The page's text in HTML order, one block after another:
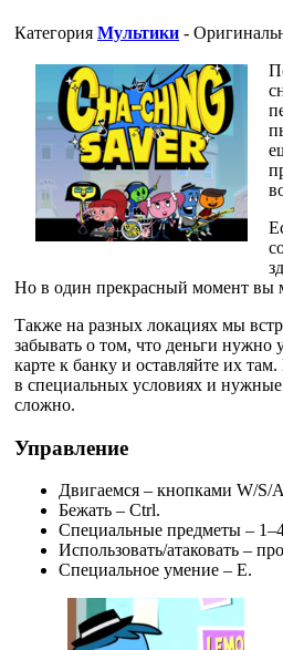
Категория Мультики -
Но в один прекрасный момент вы
Также на разных локациях мы
забывать о том, что деньги нужно
карте к банку и оставляйте их
в специальных условиях и
сложно.
Управление
Двигаемся – кнопками W/S/
Бежать – Ctrl.
Специальные предметы –
Использовать/атаковать –
Специальное умение – E.